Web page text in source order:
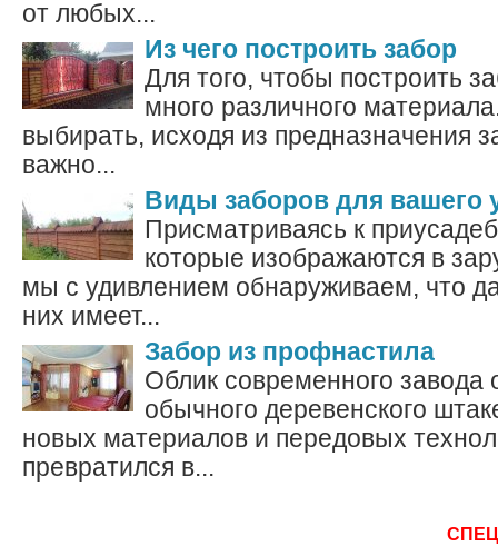
от любых...
Из чего построить забор
Для того, чтобы построить
много различного
выбирать, исходя из предназначения
важно...
Виды заборов для вашего
Присматриваясь к
которые изображаются в
мы с удивлением обнаруживаем, что
них имеет...
Забор из профнастила
Облик современного завода
обычного деревенского
новых материалов и передовых
превратился в...